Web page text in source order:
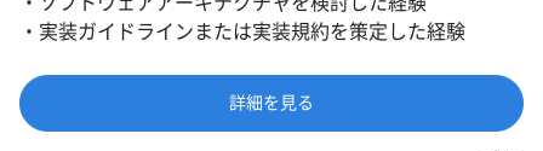
・実装ガイドラインまたは実装規約を策定した経験
詳細を見る